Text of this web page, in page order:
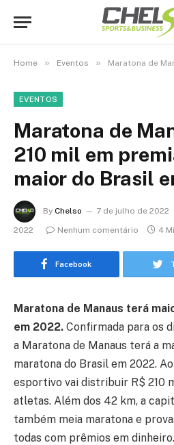
Home » Eventos » Maratona de Manaus terá
EVENTOS
Maratona de
210 mil em
maior do Brasil
By Chelso 7 de julho de 2022
2022
Nenhum comentário 4
Facebook
Maratona de Manaus terá
em 2022. Confirmada para os
a Maratona de Manaus terá a
maratona do Brasil em 2022.
esportivo vai distribuir R$ 210
atletas. Além dos 42 km, a
também meia maratona e
todas com prêmios em